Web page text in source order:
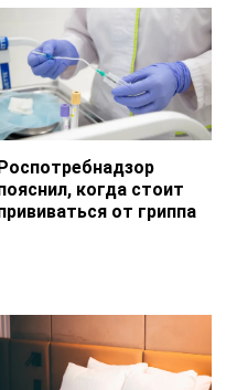
Роспотребнадзор
когда стоит
от гриппа